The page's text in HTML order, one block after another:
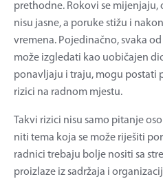
prethodne. Rokovi se mijenjaju,
nisu jasne, a poruke stižu i
vremena. Pojedinačno, svaka
može izgledati kao uobičajen
ponavljaju i traju, mogu postati
rizici na radnom mjestu.
Takvi rizici nisu samo pitanje
niti tema koja se može riješiti
radnici trebaju bolje nositi sa
proizlaze iz sadržaja i